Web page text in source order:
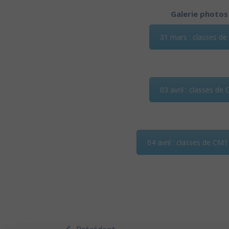
Galerie photos
31 mars : classes de
03 avril : classes de
04 avril : classes de